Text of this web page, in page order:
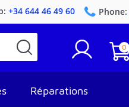
+34 644 46 49 60 Phone:
0
Réparations